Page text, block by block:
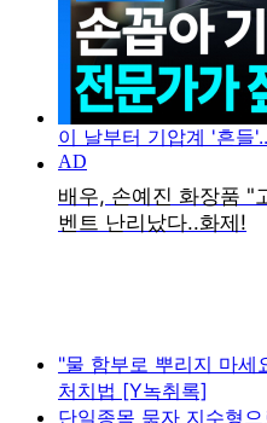
이 날부터 기압계 '흔들
"물 함부로 뿌리지 마세
처치법 [Y녹취록]
단일종목 묶자 지수형